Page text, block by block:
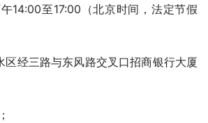
14:00至17:00（北京时间，法定节假
区经三路与东风路交叉口招商银行大厦